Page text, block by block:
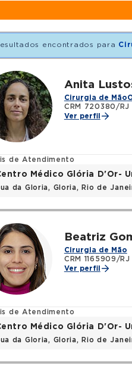
encontrados para
Anita
Cirurgia de Mão
CRM 720380/RJ
Ver perfil
de Atendimento
Médico Glória D'Or-
da Gloria, Gloria, Rio de
Beatriz
Cirurgia de Mão
CRM 1165909/RJ
Ver perfil
de Atendimento
Médico Glória D'Or-
da Gloria, Gloria, Rio de